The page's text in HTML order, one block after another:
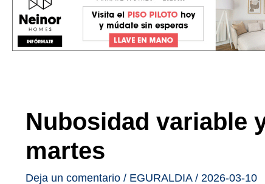
Nubosidad variable
martes
Deja un comentario / EGURALDIA/ 2026-03-10